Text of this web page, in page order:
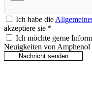
Ich habe die
akzeptiere sie *
Ich möchte gerne
Neuigkeiten von Amphenol